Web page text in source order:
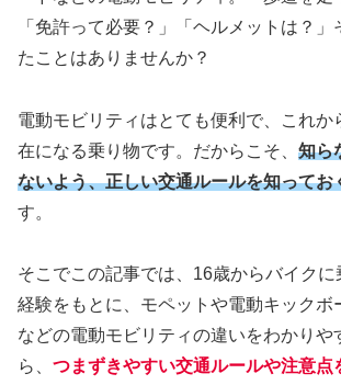
「免許って必要？」「ヘルメットは？」
たことはありませんか？
電動モビリティはとても便利で、これか
在になる乗り物です。だからこそ、 知ら
ないよう、正しい交通ルールを知ってお
す。
そこでこの記事では、16歳からバイクに
経験をもとに、モペットや電動キックボ
などの電動モビリティの違いをわかりや
ら、 つまずきやすい交通ルールや注意点